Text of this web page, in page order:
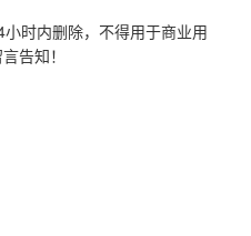
时内删除，不得用于商业用
告知！